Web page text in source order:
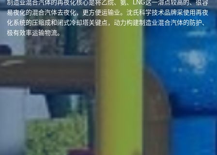
制造业混合汽体的再夜化核心是将乙烷、氨、LNG这一溶点较高的、很容
易夜化的混合汽体去夜化，更方便运输业。沈氏科学技术品牌采使用再夜
化系统的压缩成和闭式冷却塔关键点，动力构建制造业混合汽体的防护、
极有效率运输物流。